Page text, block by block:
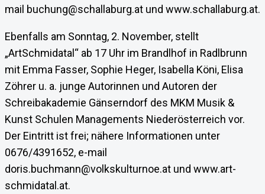
mail buchung@schallaburg.at und www.schallaburg.at.
Ebenfalls am Sonntag, 2. November, stellt
„ArtSchmidatal“ ab 17 Uhr im Brandlhof in Radlbrunn
mit Emma Fasser, Sophie Heger, Isabella Köni, Elisa
Zöhrer u. a. junge Autorinnen und Autoren der
Schreibakademie Gänserndorf des MKM Musik &
Kunst Schulen Managements Niederösterreich vor.
Der Eintritt ist frei; nähere Informationen unter
0676/4391652, e-mail
doris.buchmann@volkskulturnoe.at und www.art-
schmidatal.at.